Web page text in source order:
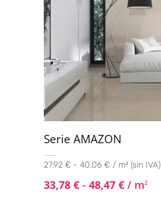
Serie AMAZON
27,92 € - 40,06 € / m² (sin IVA)
33,78 € - 48,47 € / m2